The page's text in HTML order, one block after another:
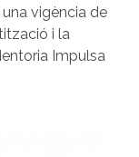
vigència de
i la
Impulsa